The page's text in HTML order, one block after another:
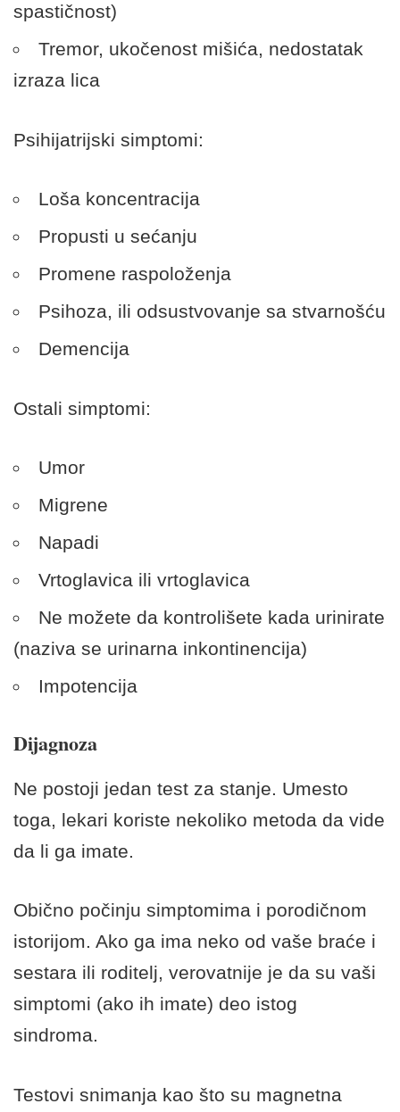
spastičnost)
Tremor, ukočenost mišića, nedostatak
izraza lica
Psihijatrijski simptomi:
Loša koncentracija
Propusti u sećanju
Promene raspoloženja
Psihoza, ili odsustvovanje sa stvarnošću
Demencija
Ostali simptomi:
Umor
Migrene
Napadi
Vrtoglavica ili vrtoglavica
Ne možete da kontrolišete kada urinirate
(naziva se urinarna inkontinencija)
Impotencija
Dijagnoza
Ne postoji jedan test za stanje. Umesto
toga, lekari koriste nekoliko metoda da vide
da li ga imate.
Obično počinju simptomima i porodičnom
istorijom. Ako ga ima neko od vaše braće i
sestara ili roditelj, verovatnije je da su vaši
simptomi (ako ih imate) deo istog
sindroma.
Testovi snimanja kao što su magnetna